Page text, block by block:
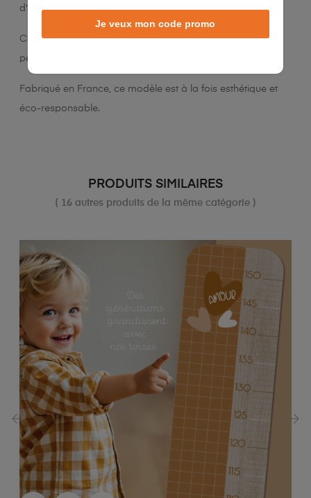
d'impression supérieure.
Conforme à la norme NF EN 13501-1+A1 : 2018, il émet
peu de COV (classé A+), assurant un air plus sain.
Fabriqué en France, ce modèle est à la fois esthétique et
éco-responsable.
PRODUITS SIMILAIRES
( 16 autres produits de la même catégorie )
Je veux mon code promo